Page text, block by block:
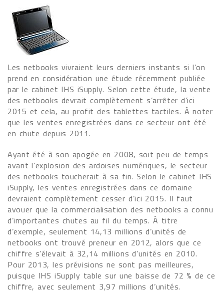
Les netbooks vivraient leurs derniers instants si l’on
prend en considération une étude récemment publiée
par le cabinet IHS iSupply. Selon cette étude, la vente
des netbooks devrait complètement s’arrêter d’ici
2015 et cela, au profit des tablettes tactiles. À noter
que les ventes enregistrées dans ce secteur ont été
en chute depuis 2011.
Ayant été à son apogée en 2008, soit peu de temps
avant l’explosion des ardoises numériques, le secteur
des netbooks toucherait à sa fin. Selon le cabinet IHS
iSupply, les ventes enregistrées dans ce domaine
devraient complètement cesser d’ici 2015. Il faut
avouer que la commercialisation des netbooks a connu
d’importantes chutes au fil du temps. À titre
d’exemple, seulement 14,13 millions d’unités de
netbooks ont trouvé preneur en 2012, alors que ce
chiffre s’élevait à 32,14 millions d’unités en 2010.
Pour 2013, les prévisions ne sont pas meilleures,
puisque IHS iSupply table sur une baisse de 72 % de ce
chiffre, avec seulement 3,97 millions d’unités.